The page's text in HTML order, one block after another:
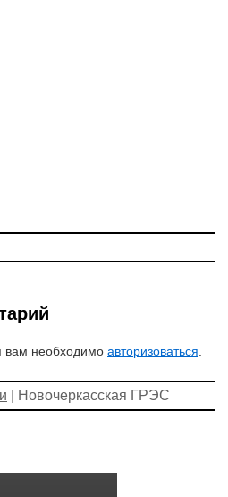
вам необходимо авторизоваться.
| Новочеркасская ГРЭС